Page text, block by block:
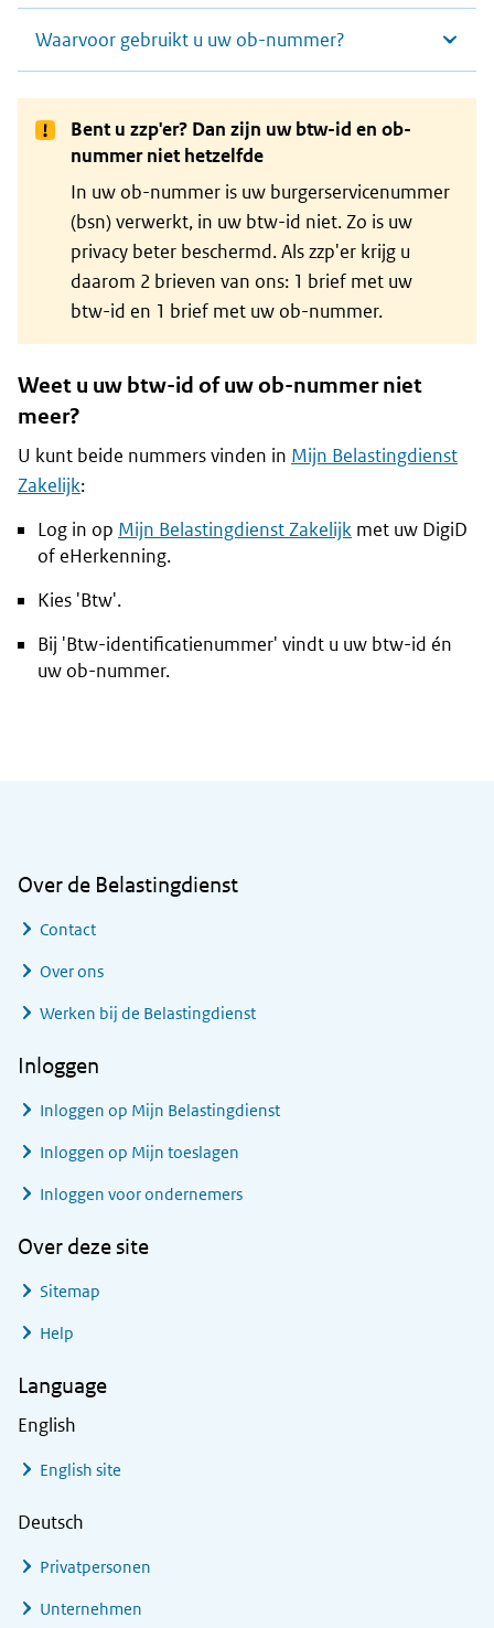
Waarvoor gebruikt u uw ob-nummer?
Bent u zzp'er? Dan zijn uw btw-id en ob-
nummer niet hetzelfde
In uw ob-nummer is uw burgerservicenummer
(bsn) verwerkt, in uw btw-id niet. Zo is uw
privacy beter beschermd. Als zzp'er krijg u
daarom 2 brieven van ons: 1 brief met uw
btw-id en 1 brief met uw ob-nummer.
Weet u uw btw-id of uw ob-nummer niet
meer?
U kunt beide nummers vinden in Mijn Belastingdienst
Zakelijk:
Log in op Mijn Belastingdienst Zakelijk met uw DigiD
of eHerkenning.
Kies 'Btw'.
Bij 'Btw-identificatienummer' vindt u uw btw-id én
uw ob-nummer.
Over de Belastingdienst
Contact
Over ons
Werken bij de Belastingdienst
Inloggen
Inloggen op Mijn Belastingdienst
Inloggen op Mijn toeslagen
Inloggen voor ondernemers
Over deze site
Sitemap
Help
Language
English
English site
Deutsch
Privatpersonen
Unternehmen